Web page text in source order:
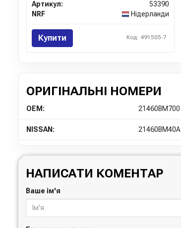
Артикул:
53390
NRF
Нідерланди
Купити Код: 491505-7
ОРИГІНАЛЬНІ НОМЕРИ
OEM: 21460BM700
NISSAN: 21460BM40A
НАПИСАТИ КОМЕНТАР
Ваше ім'я